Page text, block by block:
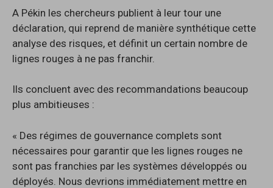
A Pékin les chercheurs publient à leur tour une
déclaration, qui reprend de manière synthétique cette
analyse des risques, et définit un certain nombre de
lignes rouges à ne pas franchir.
Ils concluent avec des recommandations beaucoup
plus ambitieuses :
« Des régimes de gouvernance complets sont
nécessaires pour garantir que les lignes rouges ne
sont pas franchies par les systèmes développés ou
déployés. Nous devrions immédiatement mettre en